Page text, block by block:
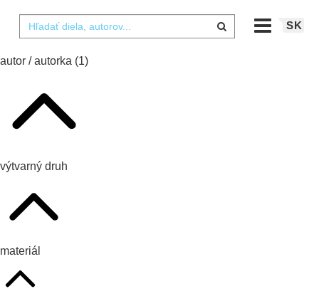
SK
autor / autorka (1)
výtvarný druh
materiál